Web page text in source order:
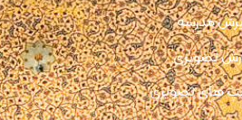
مدرسه
تصویری
های تصویری